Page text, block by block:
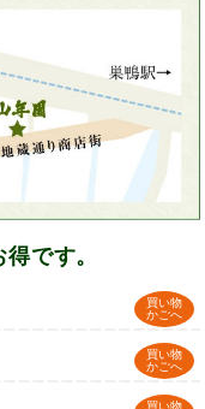
です。
買い物
かごへ
買い物
かごへ
買い物